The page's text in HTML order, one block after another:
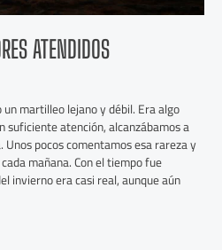
ATENDIDOS
martilleo lejano y débil. Era algo
suficiente atención, alcanzábamos a
pocos comentamos esa rareza y
mañana. Con el tiempo fue
invierno era casi real, aunque aún